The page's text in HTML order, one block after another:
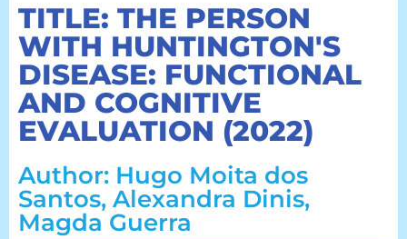
TITLE: THE PERSON
WITH HUNTINGTON'S
DISEASE: FUNCTIONAL
AND COGNITIVE
EVALUATION (2022)
Author: Hugo Moita dos
Santos, Alexandra Dinis,
Magda Guerra